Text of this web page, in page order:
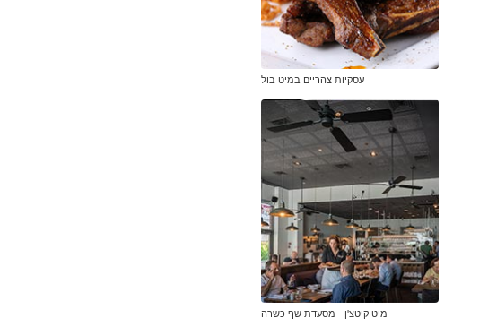
עסקיות צהריים במיט בול
מיט קיטצ'ן - מסעדת שף כשרה